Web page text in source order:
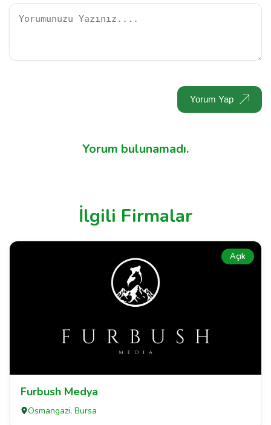
Yorum Yap
Yorum bulunamadı.
İlgili Firmalar
Açık
Furbush Medya
Osmangazi, Bursa